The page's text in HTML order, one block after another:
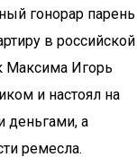
гонорар парень
в российской
Максима Игорь
и настоял на
деньгами, а
ремесла.